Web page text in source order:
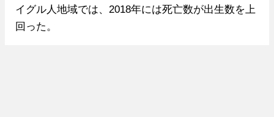
イグル人地域では、2018年には死亡数が出生数を上
回った。